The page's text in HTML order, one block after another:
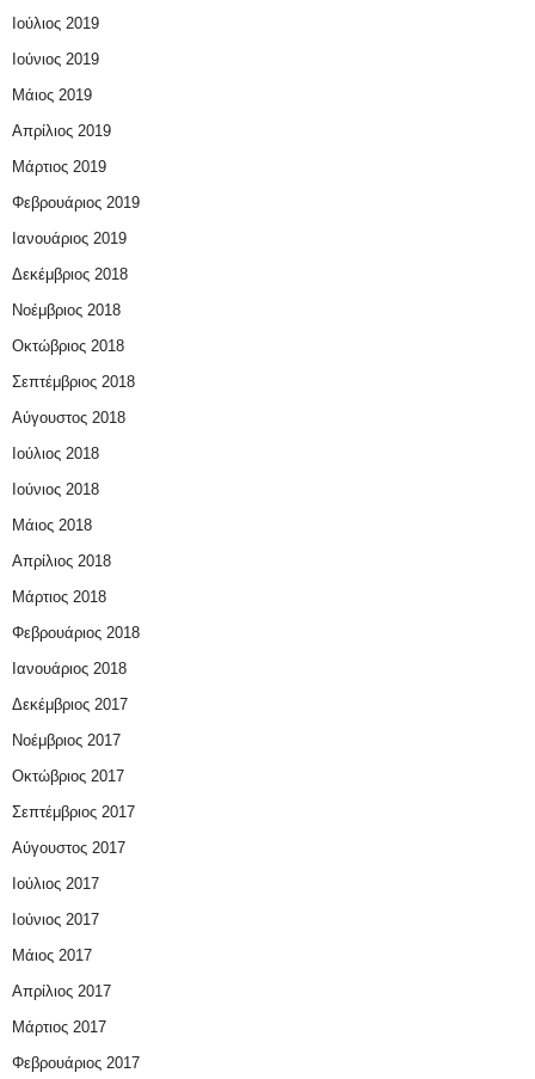
Ιούλιος 2019
Ιούνιος 2019
Μάιος 2019
Απρίλιος 2019
Μάρτιος 2019
Φεβρουάριος 2019
Ιανουάριος 2019
Δεκέμβριος 2018
Νοέμβριος 2018
Οκτώβριος 2018
Σεπτέμβριος 2018
Αύγουστος 2018
Ιούλιος 2018
Ιούνιος 2018
Μάιος 2018
Απρίλιος 2018
Μάρτιος 2018
Φεβρουάριος 2018
Ιανουάριος 2018
Δεκέμβριος 2017
Νοέμβριος 2017
Οκτώβριος 2017
Σεπτέμβριος 2017
Αύγουστος 2017
Ιούλιος 2017
Ιούνιος 2017
Μάιος 2017
Απρίλιος 2017
Μάρτιος 2017
Φεβρουάριος 2017